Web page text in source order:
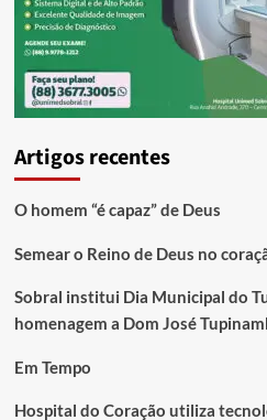
Artigos recentes
O homem “é capaz” de Deus
Semear o Reino de Deus no
Sobral institui Dia Municipal do
homenagem a Dom José
Em Tempo
Hospital do Coração utiliza